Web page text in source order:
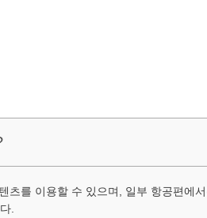
츠를 이용할 수 있으며, 일부 항공편에
.